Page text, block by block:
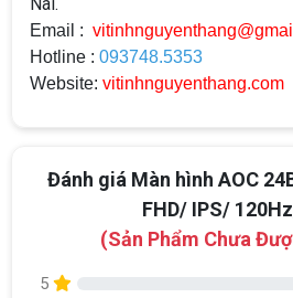
Nai.
Email :
Hotline : 093748.5353
Website: vitinhnguyenthang.com
Đánh giá Màn hình AOC
FHD/ IPS/
(Sản Phẩm Chưa
5